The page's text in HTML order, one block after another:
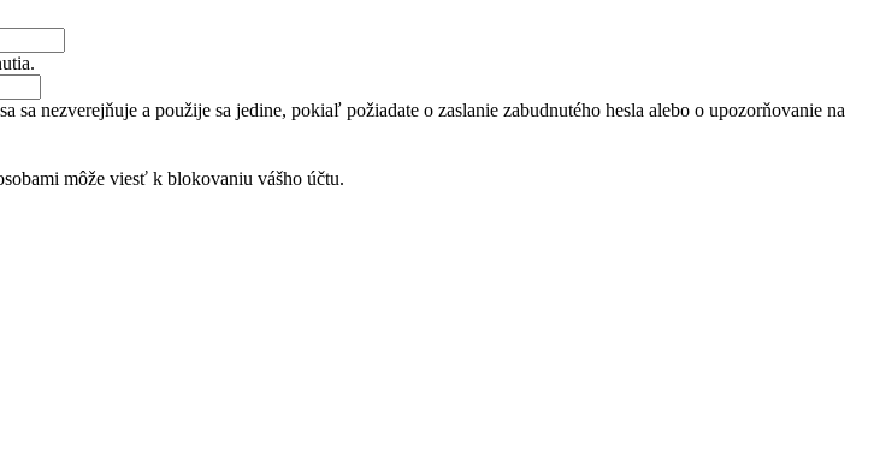
nezverejňuje a použije sa jedine, pokiaľ požiadate o zaslanie zabudnutého hesla alebo o upozorňovanie na
môže viesť k blokovaniu vášho účtu.